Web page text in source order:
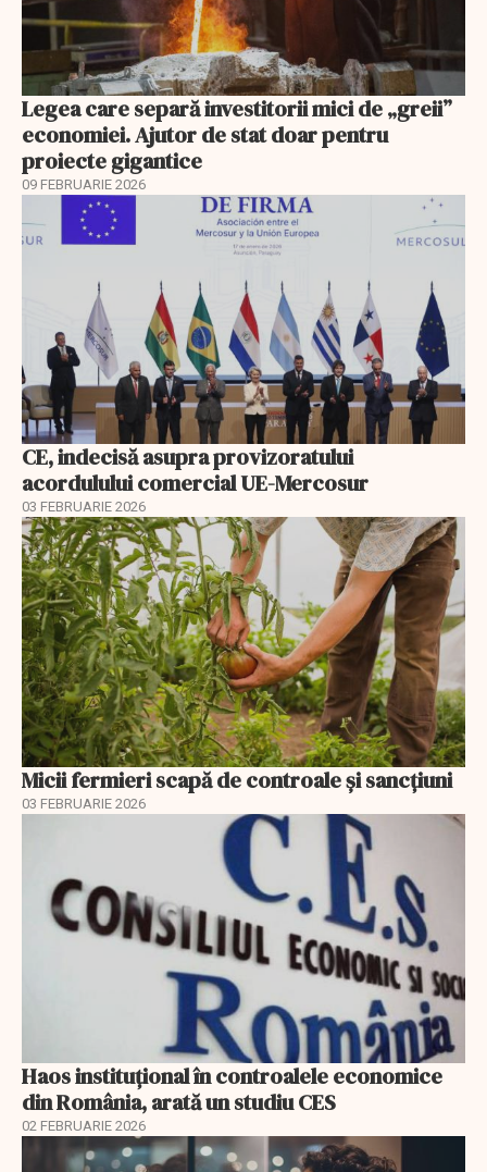
Legea care separă investitorii mici de „greii”
economiei. Ajutor de stat doar pentru
proiecte gigantice
09 FEBRUARIE 2026
CE, indecisă asupra provizoratului
acordulului comercial UE-Mercosur
03 FEBRUARIE 2026
Micii fermieri scapă de controale și sancțiuni
03 FEBRUARIE 2026
Haos instituțional în controalele economice
din România, arată un studiu CES
02 FEBRUARIE 2026